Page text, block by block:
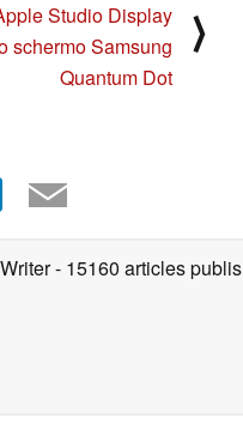
Studio Display
schermo Samsung
Quantum Dot
⟩
- 15160 articles